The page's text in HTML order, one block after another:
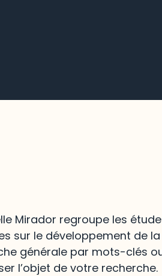
Mirador regroupe les
sur le développement de
générale par mots-clés
l’objet de votre recherche.